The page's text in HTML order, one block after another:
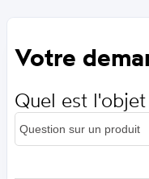
Votre
Quel est